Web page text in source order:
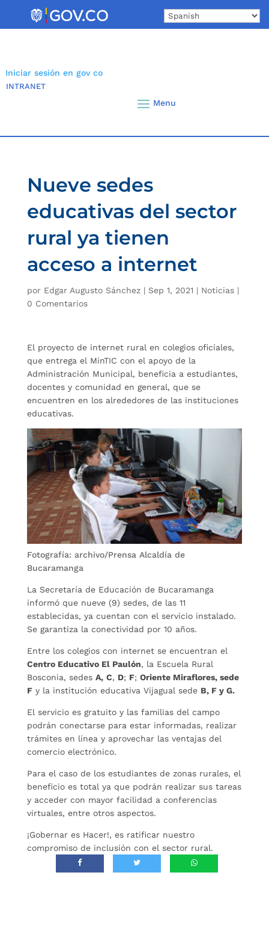
Iniciar sesión en gov co
INTRANET
Nueve sedes
educativas del sector
rural ya tienen
acceso a internet
por Edgar Augusto Sánchez| Sep 1, 2021 | Noticias|
0 Comentarios
El proyecto de internet rural en colegios oficiales,
que entrega el MinTIC con el apoyo de la
Administración Municipal, beneficia a estudiantes,
docentes y comunidad en general, que se
encuentren en los alrededores de las instituciones
educativas.
Fotografía: archivo/Prensa Alcaldía de
Bucaramanga
La Secretaría de Educación de Bucaramanga
informó que nueve (9) sedes, de las 11
establecidas, ya cuentan con el servicio instalado.
Se garantiza la conectividad por 10 años.
Entre los colegios con internet se encuentran el
Centro Educativo El Paulón, la Escuela Rural
Bosconia, sedes A, C, D; F; Oriente Miraflores, sede
Fy la institución educativa Vijagual sede B, F y G.
El servicio es gratuito y las familias del campo
podrán conectarse para estar informadas, realizar
trámites en línea y aprovechar las ventajas del
comercio electrónico.
Para el caso de los estudiantes de zonas rurales, el
beneficio es total ya que podrán realizar sus tareas
y acceder con mayor facilidad a conferencias
virtuales, entre otros aspectos.
¡Gobernar es Hacer!, es ratificar nuestro
compromiso de inclusión con el sector rural.